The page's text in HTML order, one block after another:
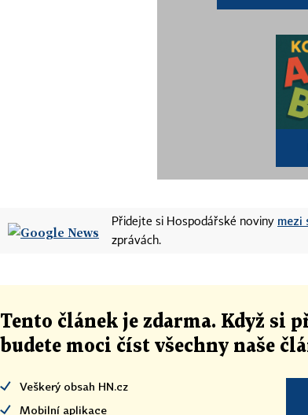
Přidejte si Hospodářské noviny mezi
zprávách.
Tento článek je zdarma. Když si
budete moci číst všechny naše
Veškerý obsah HN.cz
Mobilní aplikace